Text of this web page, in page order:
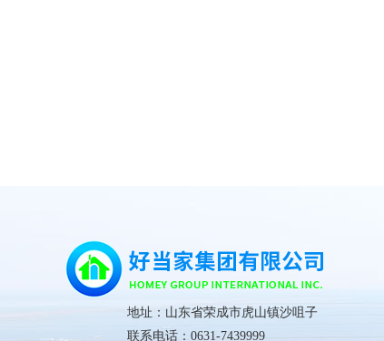
地址：山东省荣成市虎山镇沙咀子
联系电话：0631-7439999